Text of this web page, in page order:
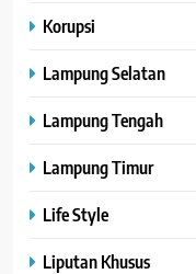
Korupsi
Lampung Selatan
Lampung Tengah
Lampung Timur
Life Style
Liputan Khusus